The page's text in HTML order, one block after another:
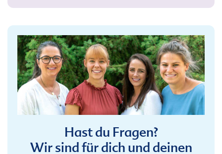
Hast du Fragen?
Wir sind für dich und deinen